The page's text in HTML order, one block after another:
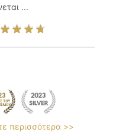
...
περισσότερα >>